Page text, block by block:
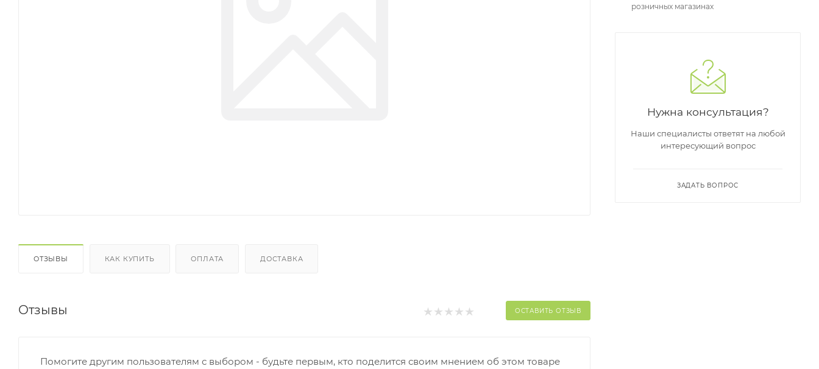
ОТЗЫВЫ КАК КУПИТЬ ОПЛАТА ДОСТАВКА
Отзывы ОСТАВИТЬ ОТЗЫВ
Помогите другим пользователям с выбором - будьте первым, кто поделится своим мнением об этом товаре
розничных магазинах
Нужна консультация?
Наши специалисты ответят на любой
интересующий вопрос
ЗАДАТЬ ВОПРОС